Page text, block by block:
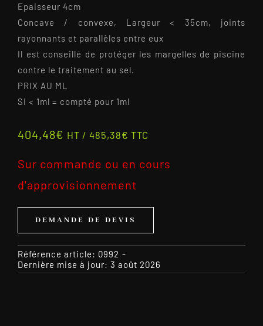
Epaisseur 4cm
Concave / convexe, Largeur < 35cm, joints
rayonnants et parallèles entre eux
Il est conseillé de protéger les margelles de piscine
contre le traitement au sel.
PRIX AU ML
Si < 1ml = compté pour 1ml
404,48€ HT / 485,38€ TTC
Sur commande ou en cours
d'approvisionnement
DEMANDE DE DEVIS
Référence article: 0992 -
Dernière mise à jour: 3 août 2026